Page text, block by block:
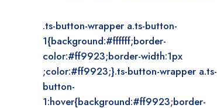
.ts-button-wrapper a.ts-button-
1{background:#ffffff;border-
color:#ff9923;border-width:1px
;color:#ff9923;}.ts-button-wrapper a.ts-
button-
1:hover{background:#ff9923;border-